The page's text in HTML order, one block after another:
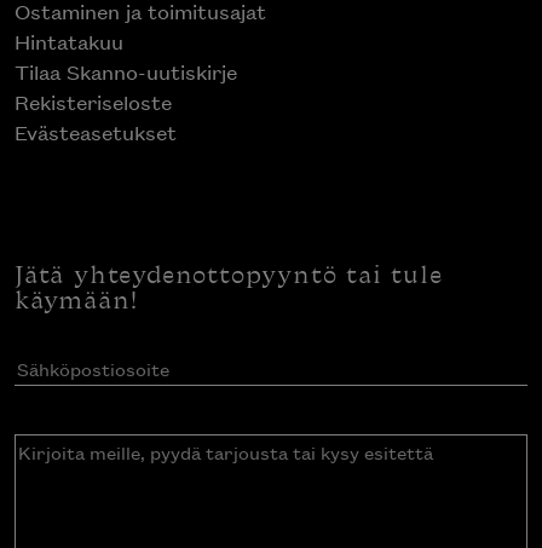
Ostaminen ja toimitusajat
Hintatakuu
Tilaa Skanno-uutiskirje
Rekisteriseloste
Evästeasetukset
Jätä yhteydenottopyyntö tai tule
käymään!
Sähköpostiosoite(Pakollinen)
Kirjoita